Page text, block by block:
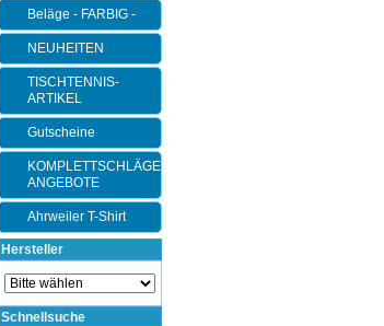
Beläge - FARBIG -
NEUHEITEN
TISCHTENNIS-
ARTIKEL
Gutscheine
KOMPLETTSCHLÄGER-
ANGEBOTE
Ahrweiler T-Shirt
Hersteller
Schnellsuche